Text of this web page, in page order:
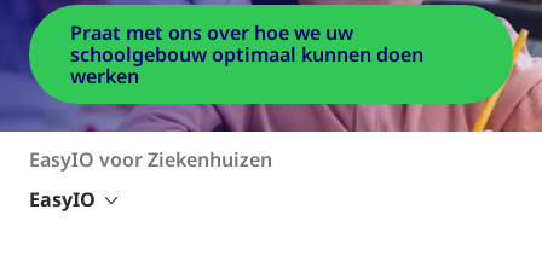
Praat met ons over hoe we uw
schoolgebouw optimaal kunnen doen
werken
EasyIO voor Ziekenhuizen
EasyIO